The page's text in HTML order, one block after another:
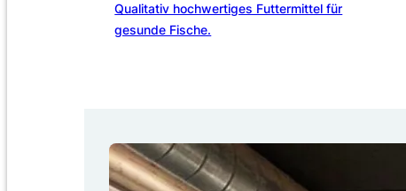
Qualitativ hochwertiges Futtermittel für
gesunde Fische.